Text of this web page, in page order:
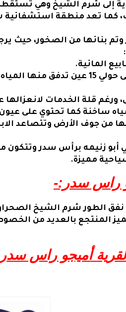
كما تعد منطقة استشفائية
بنائها من الصخور، حيث يرجع
المائية.
المياه.
قلة الخدمات لانعزالها
من جوف الأرض وتتصاعد
مميزة.
راس سدر:-
المنتجع بالعديد من
لقرية أميجو راس